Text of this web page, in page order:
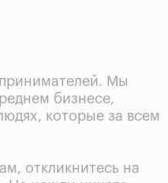
Мы
бизнесе,
которые за всем
откликнитесь на